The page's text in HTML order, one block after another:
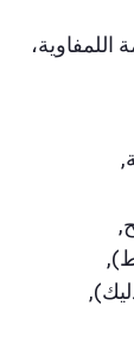
اللمفاوية،